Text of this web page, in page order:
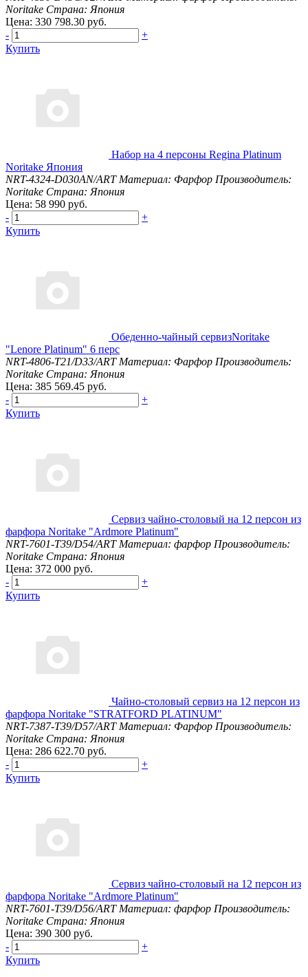
Noritake Страна: Япония
Цена: 330 798.30 руб.
-
+
Купить
Набор на 4 персоны Regina Platinum
Noritake Япония
NRT-4324-D030AN/ART Материал: Фарфор Производитель:
Noritake Страна: Япония
Цена: 58 990 руб.
-
+
Купить
Обеденно-чайный сервизNoritake
"Lenore Platinum" 6 перс
NRT-4806-T21/D33/ART Материал: Фарфор Производитель:
Noritake Страна: Япония
Цена: 385 569.45 руб.
-
+
Купить
Сервиз чайно-столовый на 12 персон из
фарфора Noritake "Ardmore Platinum"
NRT-7601-T39/D54/ART Материал: фарфор Производитель:
Noritake Страна: Япония
Цена: 372 000 руб.
-
+
Купить
Чайно-столовый сервиз на 12 персон из
фарфора Noritake "STRATFORD PLATINUM"
NRT-7387-T39/D57/ART Материал: Фарфор Производитель:
Noritake Страна: Япония
Цена: 286 622.70 руб.
-
+
Купить
Сервиз чайно-столовый на 12 персон из
фарфора Noritake "Ardmore Platinum"
NRT-7601-T39/D56/ART Материал: фарфор Производитель:
Noritake Страна: Япония
Цена: 390 300 руб.
-
+
Купить